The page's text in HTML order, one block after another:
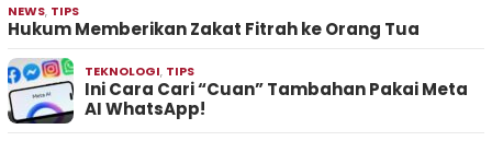
NEWS, TIPS
Hukum Memberikan Zakat Fitrah ke Orang Tua
TEKNOLOGI, TIPS
Ini Cara Cari “Cuan” Tambahan Pakai Meta
AI WhatsApp!